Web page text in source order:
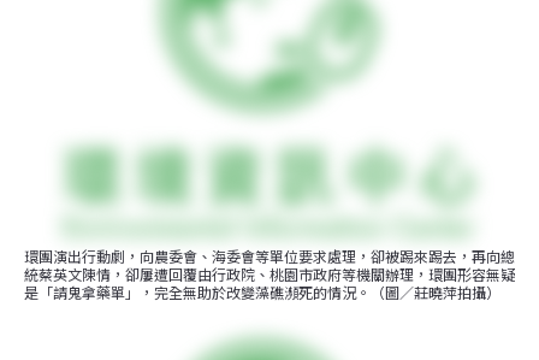
環團演出行動劇，向農委會、海委會等單位要求處理，卻被踢來踢去，再向總
統蔡英文陳情，卻屢遭回覆由行政院、桃園市政府等機關辦理，環團形容無疑
是「請鬼拿藥單」，完全無助於改變藻礁瀕死的情況。（圖／莊曉萍拍攝）